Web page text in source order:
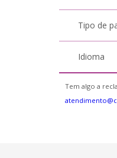
Tipo de
Idioma
Tem algo a